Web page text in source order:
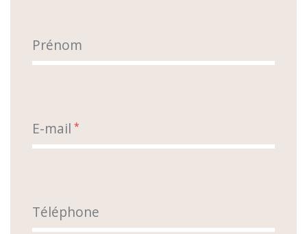
Prénom
E-mail *
Téléphone